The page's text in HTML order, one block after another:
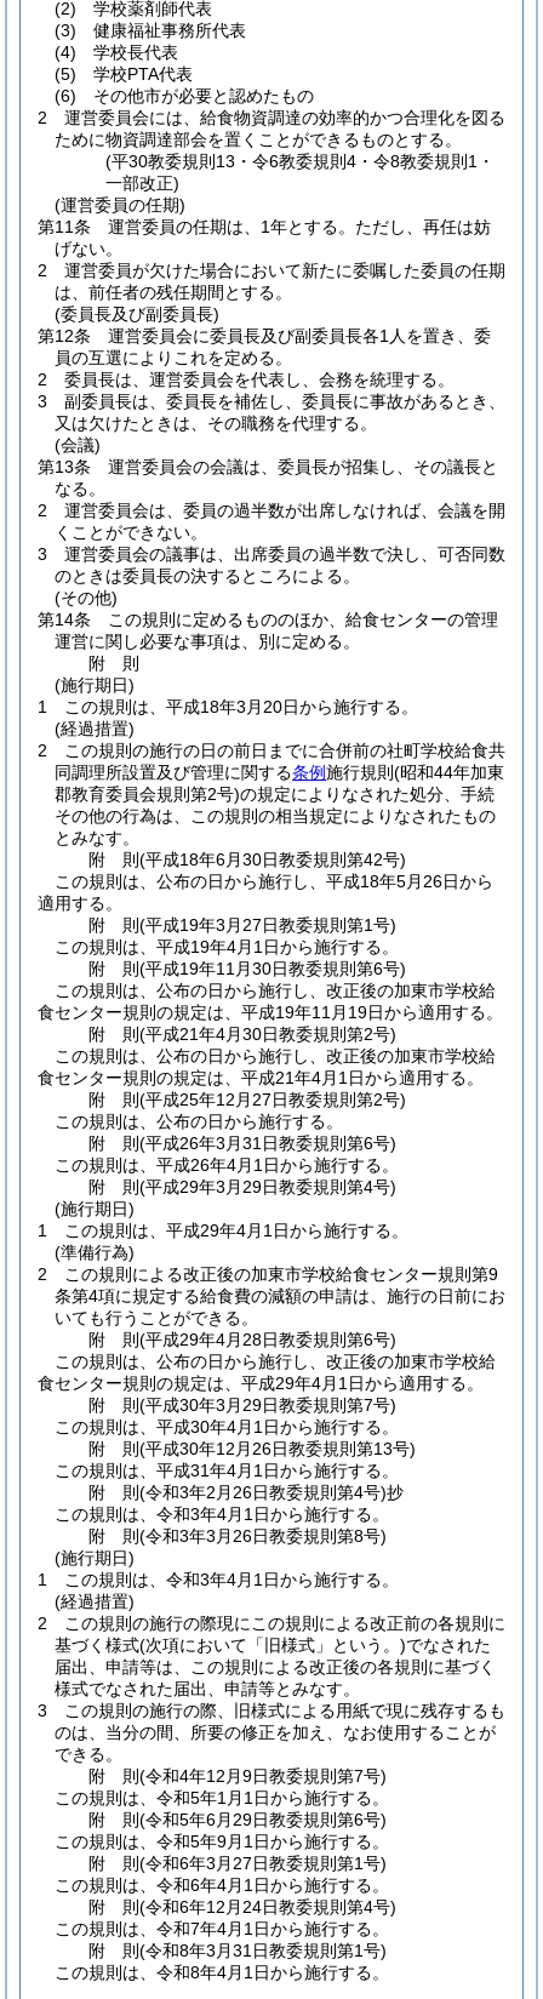
(2)
学校薬剤師代表
(3)
健康福祉事務所代表
(4)
学校長代表
(5)
学校PTA代表
(6)
その他市が必要と認めたもの
2
運営委員会には、給食物資調達の効率的かつ合理化を図る
ために物資調達部会を置くことができるものとする。
(平30教委規則13・令6教委規則4・令8教委規則1・
一部改正)
(運営委員の任期)
第11条
運営委員の任期は、1年とする。 ただし、再任は妨
げない。
2
運営委員が欠けた場合において新たに委嘱した委員の任期
は、前任者の残任期間とする。
(委員長及び副委員長)
第12条
運営委員会に委員長及び副委員長各1人を置き、委
員の互選によりこれを定める。
2
委員長は、運営委員会を代表し、会務を統理する。
3
副委員長は、委員長を補佐し、委員長に事故があるとき、
又は欠けたときは、その職務を代理する。
(会議)
第13条
運営委員会の会議は、委員長が招集し、その議長と
なる。
2
運営委員会は、委員の過半数が出席しなければ、会議を開
くことができない。
3
運営委員会の議事は、出席委員の過半数で決し、可否同数
のときは委員長の決するところによる。
(その他)
第14条
この規則に定めるもののほか、給食センターの管理
運営に関し必要な事項は、別に定める。
附 則
(施行期日)
1
この規則は、平成18年3月20日から施行する。
(経過措置)
2
この規則の施行の日の前日までに合併前の社町学校給食共
同調理所設置及び管理に関する条例施行規則 (昭和44年加東
郡教育委員会規則第2号)の規定によりなされた処分、手続
その他の行為は、この規則の相当規定によりなされたもの
とみなす。
附 則(平成18年6月30日教委規則第42号)
この規則は、公布の日から施行し、平成18年5月26日から
適用する。
附 則(平成19年3月27日教委規則第1号)
この規則は、平成19年4月1日から施行する。
附 則(平成19年11月30日教委規則第6号)
この規則は、公布の日から施行し、改正後の加東市学校給
食センター規則の規定は、平成19年11月19日から適用する。
附 則(平成21年4月30日教委規則第2号)
この規則は、公布の日から施行し、改正後の加東市学校給
食センター規則の規定は、平成21年4月1日から適用する。
附 則(平成25年12月27日教委規則第2号)
この規則は、公布の日から施行する。
附 則(平成26年3月31日教委規則第6号)
この規則は、平成26年4月1日から施行する。
附 則(平成29年3月29日教委規則第4号)
(施行期日)
1
この規則は、平成29年4月1日から施行する。
(準備行為)
2
この規則による改正後の加東市学校給食センター規則第9
条第4項に規定する給食費の減額の申請は、施行の日前にお
いても行うことができる。
附 則(平成29年4月28日教委規則第6号)
この規則は、公布の日から施行し、改正後の加東市学校給
食センター規則の規定は、平成29年4月1日から適用する。
附 則(平成30年3月29日教委規則第7号)
この規則は、平成30年4月1日から施行する。
附 則(平成30年12月26日教委規則第13号)
この規則は、平成31年4月1日から施行する。
附 則(令和3年2月26日教委規則第4号)抄
この規則は、令和3年4月1日から施行する。
附 則(令和3年3月26日教委規則第8号)
(施行期日)
1
この規則は、令和3年4月1日から施行する。
(経過措置)
2
この規則の施行の際現にこの規則による改正前の各規則に
基づく様式(次項において「旧様式」という。)でなされた
届出、申請等は、この規則による改正後の各規則に基づく
様式でなされた届出、申請等とみなす。
3
この規則の施行の際、旧様式による用紙で現に残存するも
のは、当分の間、所要の修正を加え、なお使用することが
できる。
附 則(令和4年12月9日教委規則第7号)
この規則は、令和5年1月1日から施行する。
附 則(令和5年6月29日教委規則第6号)
この規則は、令和5年9月1日から施行する。
附 則(令和6年3月27日教委規則第1号)
この規則は、令和6年4月1日から施行する。
附 則(令和6年12月24日教委規則第4号)
この規則は、令和7年4月1日から施行する。
附 則(令和8年3月31日教委規則第1号)
この規則は、令和8年4月1日から施行する。